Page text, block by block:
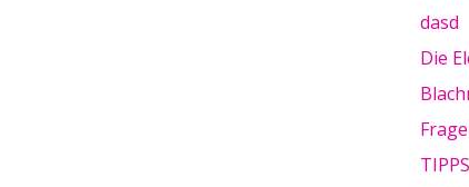
dasd
Die